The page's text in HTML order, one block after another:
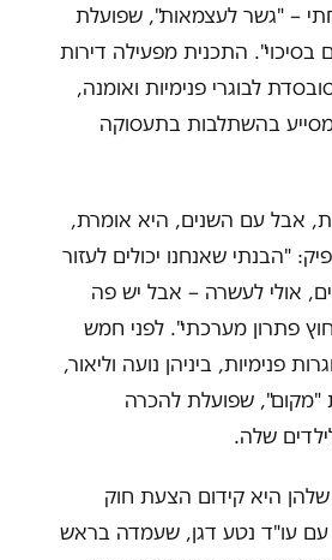
– "גשר לעצמאות", שפועלת
התכנית מפעילה דירות
לבוגרי פנימיות ואומנה,
בהשתלבות בתעסוקה
אבל עם השנים, היא אומרת,
"הבנתי שאנחנו יכולים לעזור
אולי לעשרה – אבל יש פה
פתרון מערכתי". לפני חמש
פנימיות, ביניהן נועה וליאור,
"מקום", שפועלת להכרה
שלה.
היא קידום הצעת חוק
עם עו"ד נטע דגן, שעמדה בראש